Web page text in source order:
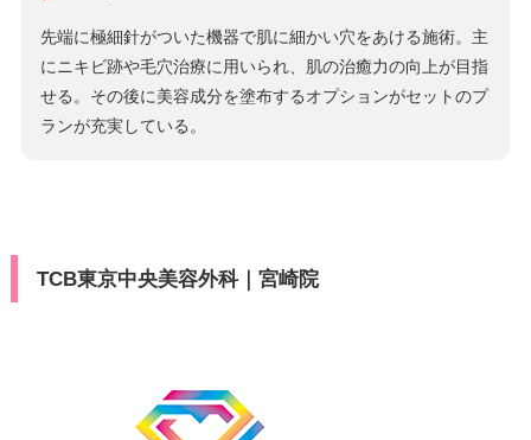
先端に極細針がついた機器で肌に細かい穴をあける施術。主
にニキビ跡や毛穴治療に用いられ、肌の治癒力の向上が目指
せる。その後に美容成分を塗布するオプションがセットのプ
ランが充実している。
TCB東京中央美容外科｜宮崎院